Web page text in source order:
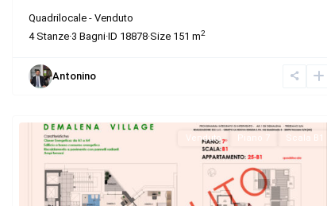
Quadrilocale - Venduto
4Stanze·3 Bagni·ID 18878·Size 151 m2
Antonino
Venduto Piano 7 Scala B1